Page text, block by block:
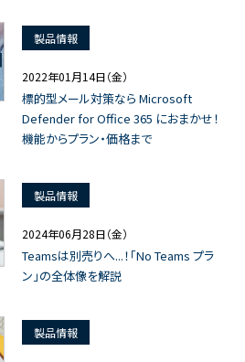
製品情報
2022年01月14日（金）
標的型メール対策なら Microsoft
Defender for Office 365 におまかせ！
機能からプラン・価格まで
製品情報
2024年06月28日（金）
Teamsは別売りへ...！「No Teams プラ
ン」の全体像を解説
製品情報